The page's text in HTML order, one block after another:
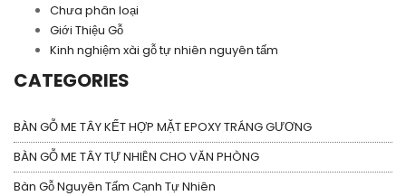
Chưa phân loại
Giới Thiệu Gỗ
Kinh nghiệm xài gỗ tự nhiên nguyên tấm
CATEGORIES
BÀN GỖ ME TÂY KẾT HỢP MẶT EPOXY TRÁNG GƯƠNG
BÀN GỖ ME TÂY TỰ NHIÊN CHO VĂN PHÒNG
Bàn Gỗ Nguyên Tấm Cạnh Tự Nhiên